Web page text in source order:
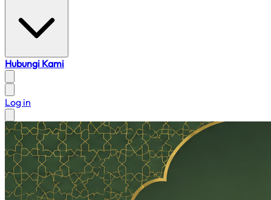
Hubungi Kami
Log in